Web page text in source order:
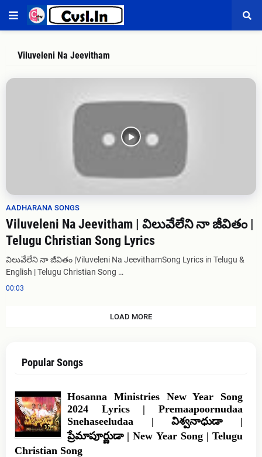
Viluveleni Na Jeevitham
AADHARANA SONGS
Viluveleni Na Jeevitham | విలువేలేని నా జీవితం |
Telugu Christian Song Lyrics
విలువేలేని నా జీవితం |Viluveleni Na JeevithamSong Lyrics in Telugu &
English | Telugu Christian Song …
00:03
LOAD MORE
Popular Songs
Hosanna Ministries New Year Song
2024 Lyrics | Premaapoornudaa
Snehaseeludaa | విశ్వనాధుడా |
ప్రేమాపూర్ణుడా | New Year Song | Telugu
Christian Song